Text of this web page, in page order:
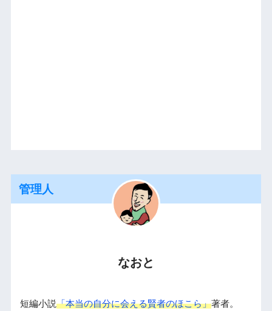
管理人
なおと
短編小説「本当の自分に会える賢者のほこら」著者。